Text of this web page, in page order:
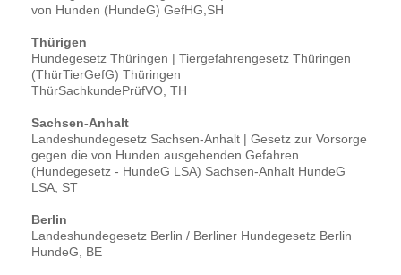
von Hunden (HundeG) GefHG,SH
Thürigen
Hundegesetz Thüringen | Tiergefahrengesetz Thüringen
(ThürTierGefG) Thüringen
ThürSachkundePrüfVO, TH
Sachsen-Anhalt
Landeshundegesetz Sachsen-Anhalt | Gesetz zur Vorsorge
gegen die von Hunden ausgehenden Gefahren
(Hundegesetz - HundeG LSA) Sachsen-Anhalt HundeG
LSA, ST
Berlin
Landeshundegesetz Berlin / Berliner Hundegesetz Berlin
HundeG, BE